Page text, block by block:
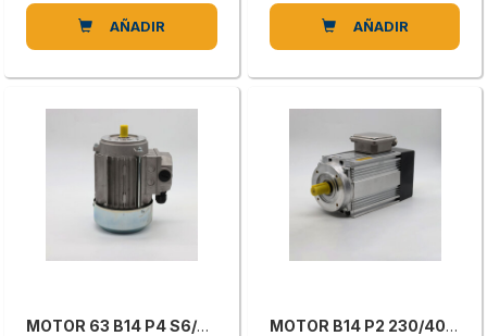
AÑADIR AÑADIR
MOTOR 63 B14 P4 S6/40=.25KW 230/400
MOTOR B14 P2 230/400V 50 ET63S